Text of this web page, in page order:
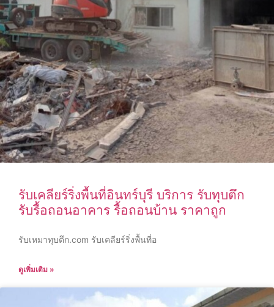
รับเคลียร์ริ่งพื้นที่อินทร์บุรี บริการ รับทุบตึก
รับรื้อถอนอาคาร รื้อถอนบ้าน ราคาถูก
รับเหมาทุบตึก.com รับเคลียร์ริ่งพื้นที่อ
ดูเพิ่มเติม »